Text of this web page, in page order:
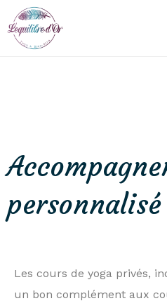
personnalisé
Les cours de yoga privés,
un bon complément aux